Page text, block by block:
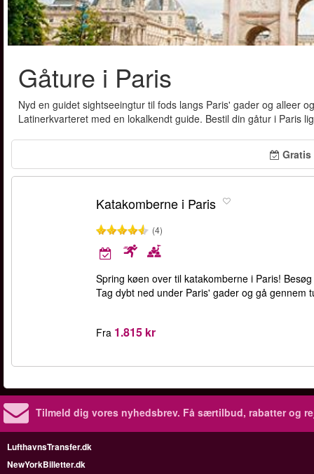
Gåture i Paris
Nyd en guidet sightseeingtur til fods langs Paris' gader og alleer
Latinerkvarteret med en lokalkendt guide. Bestil din gåtur i Paris
Katakomberne i Paris
(4)
Spring køen over til katakomberne i Paris!
Tag dybt ned under Paris' gader og gå gennem
Fra 1.815 kr
Tilmeld dig vores nyhedsbrev. Få særtilbud, rabatter og
LufthavnsTransfer.dk
NewYorkBilletter.dk